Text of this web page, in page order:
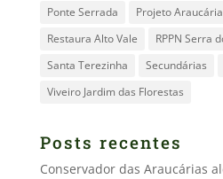
Ponte Serrada
Projeto Araucária
Restaura Alto Vale
RPPN Serra
Santa Terezinha
Secundárias
Viveiro Jardim das Florestas
Posts recentes
Conservador das Araucárias